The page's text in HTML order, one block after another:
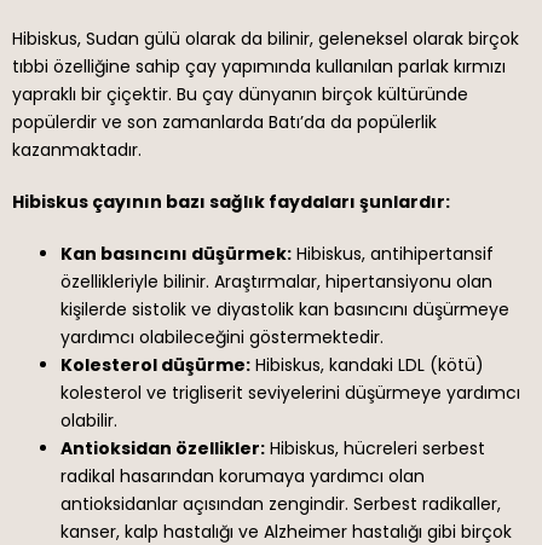
Hibiskus, Sudan gülü olarak da bilinir, geleneksel olarak birçok
tıbbi özelliğine sahip çay yapımında kullanılan parlak kırmızı
yapraklı bir çiçektir. Bu çay dünyanın birçok kültüründe
popülerdir ve son zamanlarda Batı’da da popülerlik
kazanmaktadır.
Hibiskus çayının bazı sağlık faydaları şunlardır:
Kan basıncını düşürmek: Hibiskus, antihipertansif
özellikleriyle bilinir. Araştırmalar, hipertansiyonu olan
kişilerde sistolik ve diyastolik kan basıncını düşürmeye
yardımcı olabileceğini göstermektedir.
Kolesterol düşürme: Hibiskus, kandaki LDL (kötü)
kolesterol ve trigliserit seviyelerini düşürmeye yardımcı
olabilir.
Antioksidan özellikler: Hibiskus, hücreleri serbest
radikal hasarından korumaya yardımcı olan
antioksidanlar açısından zengindir. Serbest radikaller,
kanser, kalp hastalığı ve Alzheimer hastalığı gibi birçok